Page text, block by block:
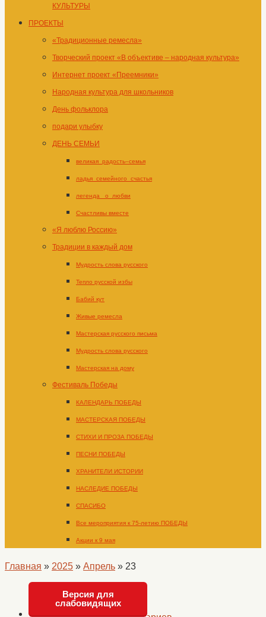
КУЛЬТУРЫ
ПРОЕКТЫ
«Традиционные ремесла»
Творческий проект «В объективе – народная культура»
Интернет проект «Преемники»
Народная культура для школьников
День фольклора
подари улыбку
ДЕНЬ СЕМЬИ
великая_радость–семья
ладья_семейного_счастья
легенда _о_любви
Счастливы вместе
«Я люблю Россию»
Традиции в каждый дом
Мудрость слова русского
Тепло русской избы
Бабий кут
Живые ремесла
Мастерская русского письма
Мудрость слова русского
Мастерская на дому
Фестиваль Победы
КАЛЕНДАРЬ ПОБЕДЫ
МАСТЕРСКАЯ ПОБЕДЫ
СТИХИ И ПРОЗА ПОБЕДЫ
ПЕСНИ ПОБЕДЫ
ХРАНИТЕЛИ ИСТОРИИ
НАСЛЕДИЕ ПОБЕДЫ
СПАСИБО
Все мероприятия к 75-летию ПОБЕДЫ
Акции к 9 мая
Главная » 2025 » Апрель » 23
Версия для
слабовидящих